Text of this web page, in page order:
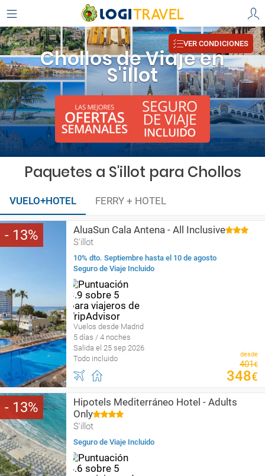
Chollos de Viaje en
S'illot
VER CONDICIONES
Paquetes a S'illot para Chollos
VUELO+HOTEL FERRY + HOTEL
13 AluaSun Cala Antena - All Inclusive
S'illot
10% dto. Septiembre hasta el 10 de agosto
Seguro de Viaje Incluido
Vuelos desde Madrid
5 días / 4 noches
Salida el 25 sep 2026
Todo incluido
desde
401€
348€
13
Hipotels Mediterráneo Hotel - Adults
Only
S'illot
Seguro de Viaje Incluido